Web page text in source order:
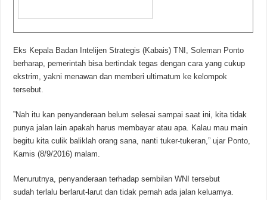
Eks Kepala Badan Intelijen Strategis (Kabais) TNI, Soleman Ponto
berharap, pemerintah bisa bertindak tegas dengan cara yang cukup
ekstrim, yakni menawan dan memberi ultimatum ke kelompok
tersebut.
‎”Nah itu kan penyanderaan belum selesai sampai saat ini, kita tidak
punya jalan lain apakah harus membayar atau apa. Kalau mau main
begitu kita culik baliklah orang sana, nanti tuker-tukeran,” ujar Ponto,
Kamis (8/9/2016) malam.
Menurutnya, penyanderaan terhadap sembilan WNI tersebut
sudah terlalu berlarut-larut dan tidak pernah ada jalan keluarnya.